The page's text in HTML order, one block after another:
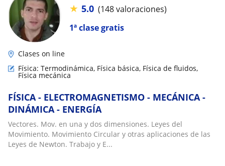
1ª clase gratis
★ 5.0 (148 valoraciones)
Clases on line
Física: Termodinámica, Física básica, Física de fluidos,
Física mecánica
FÍSICA - ELECTROMAGNETISMO - MECÁNICA -
DINÁMICA - ENERGÍA
Vectores. Mov. en una y dos dimensiones. Leyes del
Movimiento. Movimiento Circular y otras aplicaciones de las
Leyes de Newton. Trabajo y E...